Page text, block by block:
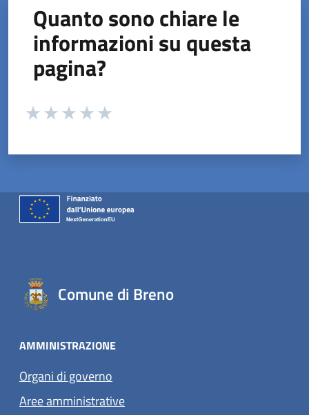
Quanto sono chiare le
informazioni su questa
pagina?
Valuta da 1 a 5 stelle la pagina
Comune di Breno
AMMINISTRAZIONE
Organi di governo
Aree amministrative